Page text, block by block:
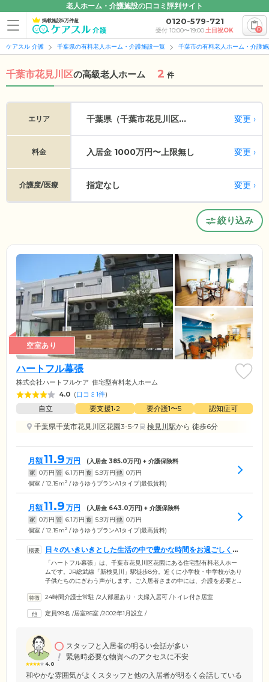
老人ホーム・介護施設の口コミ評判サイト
掲載施設5万件超 0120-579-721
受付 10:00〜19:00土日祝OK 0
ケアスル 介護 千葉県の有料老人ホーム・介護施設一覧 千葉市の有料老人ホーム・介護
千葉市花見川区の高級老人ホーム 2 件
エリア 千葉県（千葉市花見川区... 変更
料金 入居金 1000万円〜上限無し 変更
介護度/医療 指定なし 変更
絞り込み
空室あり
ハートフル幕張
株式会社ハートフルケア 住宅型有料老人ホーム
4.0 (口コミ1件)
自立 要支援1•2 要介護1〜5
認知症可
千葉県千葉市花見川区花園3-5-7
検見川駅から 徒歩6分
月額11.9 万円 (入居金 385.0万円) + 介護保険料
家 0万円 管 6.1万円 食 5.9万円 他 0万円
個室 / 12.15m2 / ゆうゆうプランA1タイプ(最低賃料)
月額11.9 万円 (入居金 643.0万円) + 介護保険料
家 0万円 管 6.1万円 食 5.9万円 他 0万円
個室 / 12.15m2 / ゆうゆうプランA1タイプ(最高賃料)
日々のいきいきとした生活の中で豊かな時間をお過ごしくだ
さい
「ハートフル幕張」は、千葉市花見川区花園にある住宅型有料老人ホー
ムです。JR総武線「新検見川」駅徒歩8分。近くに小学校・中学校があり
子供たちのにぎわう声がします。ご入居者さまの中には、介護を必要と
入居の皆さまお一人おひとりのライフスタイルで、毎日の日々をいきい
よう心を配っています。また、外部ボランティアの方をお迎えしての楽
24時間介護士常駐 /2人部屋あり・夫婦入居可 /トイレ付き居室
定員99名 /居室85室 /2002年1月設立 /
4.0
スタッフと入居者の明るい会話が多い
緊急時必要な物資へのアクセスに不安
和やかな雰囲気がよくスタッフと他の入居者が明るく会話している